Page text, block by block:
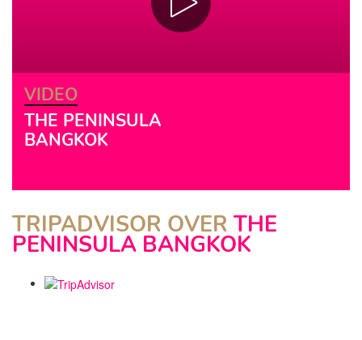
VIDEO
THE PENINSULA
BANGKOK
TRIPADVISOR OVER THE
PENINSULA BANGKOK